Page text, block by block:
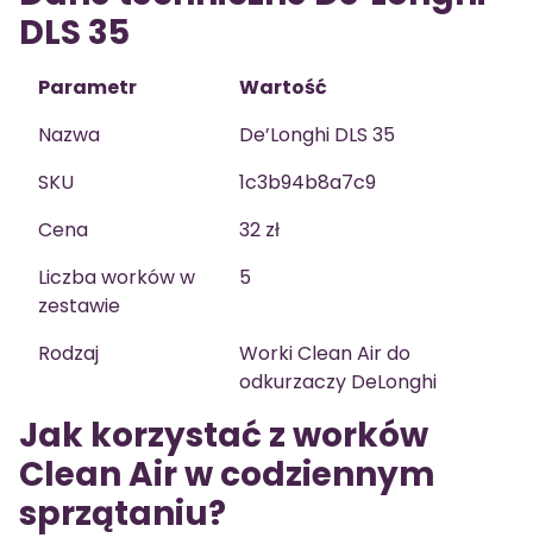
DLS 35
Parametr
Wartość
Nazwa
De’Longhi DLS 35
SKU
1c3b94b8a7c9
Cena
32 zł
Liczba worków w
zestawie
5
Rodzaj
Worki Clean Air do
odkurzaczy DeLonghi
Jak korzystać z worków
Clean Air w codziennym
sprzątaniu?